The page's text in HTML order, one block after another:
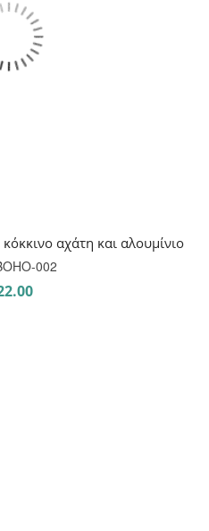
αχάτη και αλουμίνιο
002